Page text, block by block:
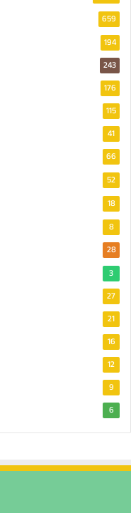
659
194
243
176
115
41
66
52
18
8
28
3
27
21
16
12
9
6